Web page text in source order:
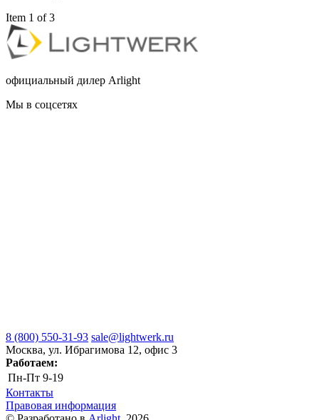
Item 1 of 3
официальный дилер Arlight
Мы в соцсетях
8 (800) 550-31-93 sale@lightwerk.ru
Москва, ул. Ибрагимова 12, офис 3
Работаем:
Пн-Пт 9-19
Контакты
Правовая информация